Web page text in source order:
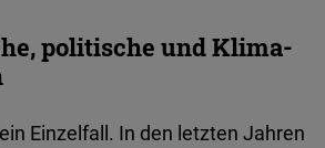
politische und Klima-
Einzelfall. In den letzten Jahren